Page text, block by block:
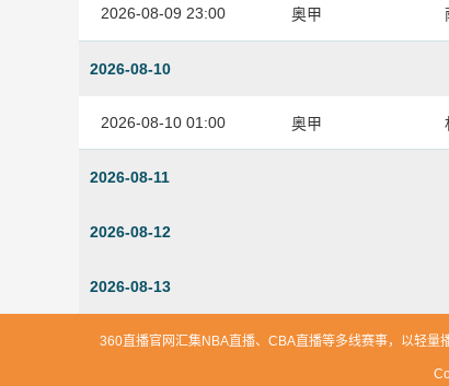
2026-08-09 23:00 奥甲
2026-08-10
2026-08-10 01:00 奥甲
2026-08-11
2026-08-12
2026-08-13
360直播官网汇集NBA直播、CBA直播等多线赛事，以轻量